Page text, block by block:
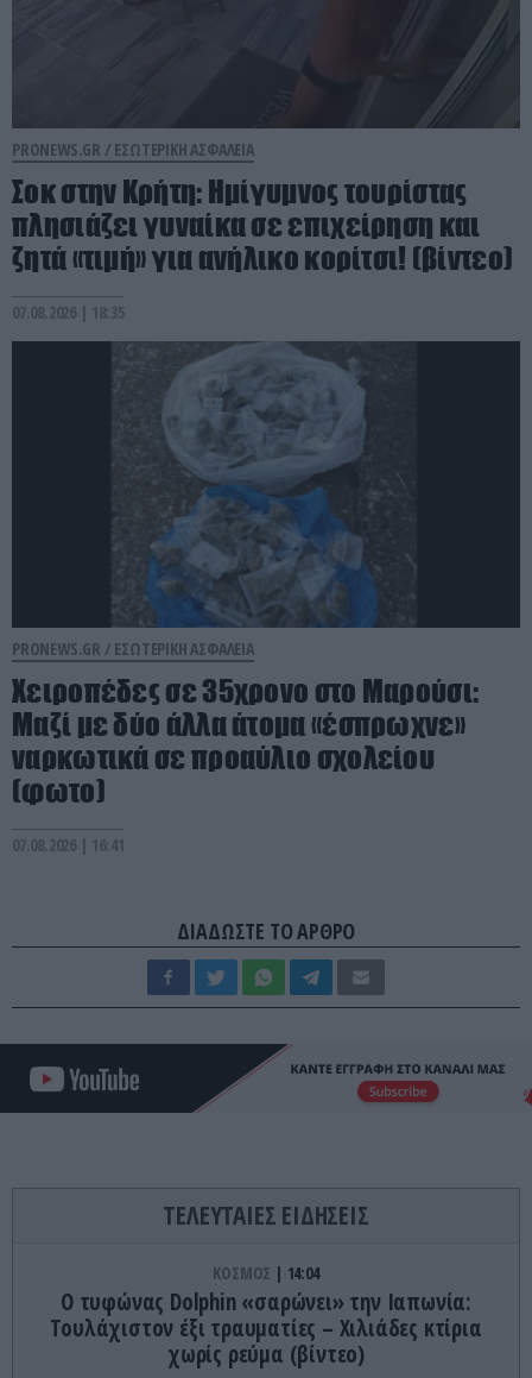
PRONEWS.GR / ΕΣΩΤΕΡΙΚΗ ΑΣΦΑΛΕΙΑ
Σοκ στην Κρήτη: Ημίγυμνος τουρίστας
πλησιάζει γυναίκα σε επιχείρηση και
ζητά «τιμή» για ανήλικο κορίτσι! (βίντεο)
07.08.2026 | 18:35
PRONEWS.GR / ΕΣΩΤΕΡΙΚΗ ΑΣΦΑΛΕΙΑ
Χειροπέδες σε 35χρονο στο Μαρούσι:
Μαζί με δύο άλλα άτομα «έσπρωχνε»
ναρκωτικά σε προαύλιο σχολείου
(φωτο)
07.08.2026 | 16:41
ΔΙΑΔΩΣΤΕ ΤΟ ΑΡΘΡΟ
ΤΕΛΕΥΤΑΙΕΣ ΕΙΔΗΣΕΙΣ
ΚΟΣΜΟΣ 14:04
O τυφώνας Dolphin «σαρώνει» την Ιαπωνία:
Τουλάχιστον έξι τραυματίες – Χιλιάδες κτίρια
χωρίς ρεύμα (βίντεο)